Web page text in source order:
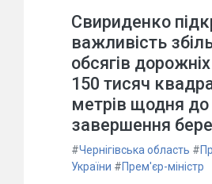
Свириденко
важливість
обсягів
150 тисяч
метрів щодня до
завершення
#Чернігівська область #
України #Прем'єр-міністр